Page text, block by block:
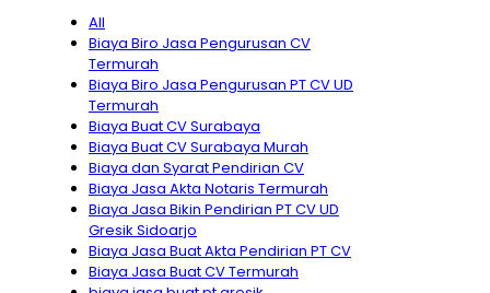
All
Biaya Biro Jasa Pengurusan CV
Termurah
Biaya Biro Jasa Pengurusan PT CV UD
Termurah
Biaya Buat CV Surabaya
Biaya Buat CV Surabaya Murah
Biaya dan Syarat Pendirian CV
Biaya Jasa Akta Notaris Termurah
Biaya Jasa Bikin Pendirian PT CV UD
Gresik Sidoarjo
Biaya Jasa Buat Akta Pendirian PT CV
Biaya Jasa Buat CV Termurah